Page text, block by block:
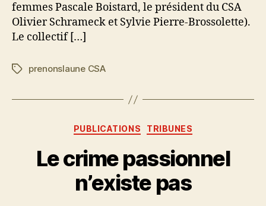
minima
femmes Pascale Boistard, le président du CSA
Olivier Schrameck et Sylvie Pierre-Brossolette).
Le collectif […]
Étiquettes
prenonslaune CSA
Catégories
PUBLICATIONS TRIBUNES
Le crime passionnel
n’existe pas